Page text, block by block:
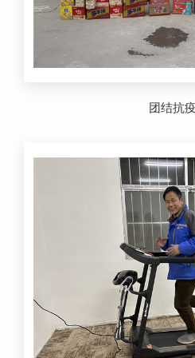
团结抗